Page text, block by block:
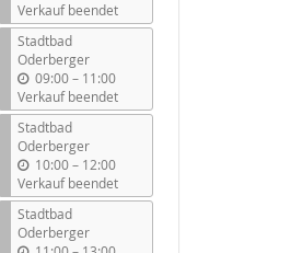
i
s
Verkauf beendet
Stadtbad
Oderberger
09:00 –b
i
s
11:00
Verkauf beendet
Stadtbad
Oderberger
10:00 –b
i
s
12:00
Verkauf beendet
Stadtbad
Oderberger